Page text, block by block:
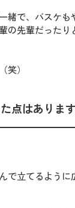
緒で、バスケ
の先輩だった
）
点はありま
で立てるように